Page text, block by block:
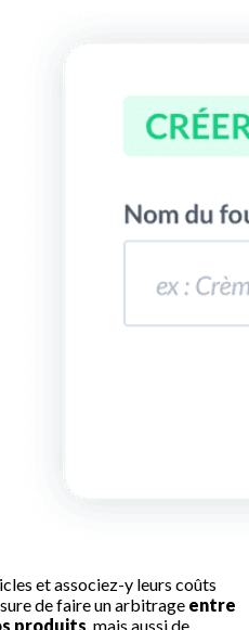
et associez-y leurs coûts
de faire un arbitrage entre
produits, mais aussi de